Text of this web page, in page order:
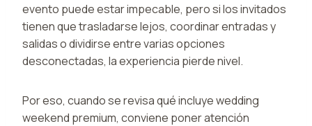
evento puede estar impecable, pero si los invitados
tienen que trasladarse lejos, coordinar entradas y
salidas o dividirse entre varias opciones
desconectadas, la experiencia pierde nivel.
Por eso, cuando se revisa qué incluye wedding
weekend premium, conviene poner atención